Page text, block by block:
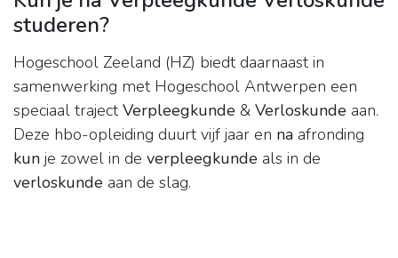
studeren?
Hogeschool Zeeland (HZ) biedt daarnaast in
samenwerking met Hogeschool Antwerpen een
speciaal trajectVerpleegkunde & Verloskunde aan.
Deze hbo-opleiding duurt vijf jaar en na afronding
kun je zowel in de verpleegkunde als in de
verloskunde aan de slag.